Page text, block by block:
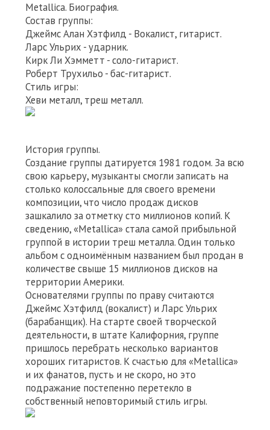
Metallica. Биография.
Состав группы:
Джеймс Алан Хэтфилд - Вокалист, гитарист.
Лаpс Ульpих - ударник.
Киpк Ли Хэмметт - соло-гитарист.
Роберт Трухильо - бас-гитарист.
Стиль игры:
Хеви металл, треш металл.
История группы.
Создание группы датируется 1981 годом. За всю
свою карьеру, музыканты смогли записать на
столько колоссальные для своего времени
композиции, что число продаж дисков
зашкалило за отметку сто миллионов копий. К
сведению, «Metallica» стала самой прибыльной
группой в истории треш металла. Один только
альбом с одноимённым названием был продан в
количестве свыше 15 миллионов дисков на
территории Америки.
Основателями группы по праву считаются
Джеймс Хэтфилд (вокалист) и Ларс Ульрих
(барабанщик). На старте своей творческой
деятельности, в штате Калифорния, группе
пришлось перебрать несколько вариантов
хороших гитаристов. К счастью для «Metallica»
и их фанатов, пусть и не скоро, но это
подражание постепенно перетекло в
собственный неповторимый стиль игры.